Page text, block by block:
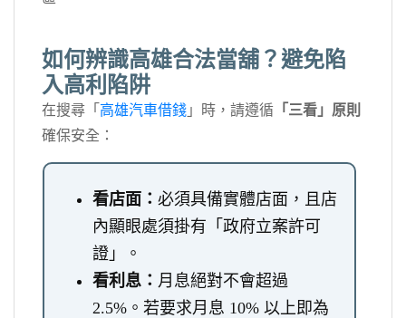
如何辨識高雄合法當舖？避免陷
入高利陷阱
在搜尋「 高雄汽車借錢 」時，請遵循 「三看」原則
確保安全：
看店面： 必須具備實體店面，且店
內顯眼處須掛有「政府立案許可
證」。
看利息： 月息絕對不會超過
2.5%。若要求月息 10% 以上即為